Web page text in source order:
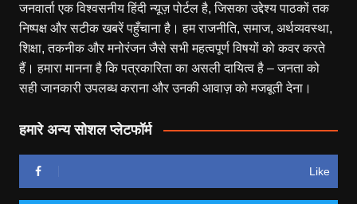
जनवार्ता एक विश्वसनीय हिंदी न्यूज़ पोर्टल है, जिसका उद्देश्य पाठकों तक
निष्पक्ष और सटीक खबरें पहुँचाना है। हम राजनीति, समाज, अर्थव्यवस्था,
शिक्षा, तकनीक और मनोरंजन जैसे सभी महत्वपूर्ण विषयों को कवर करते
हैं। हमारा मानना है कि पत्रकारिता का असली दायित्व है – जनता को
सही जानकारी उपलब्ध कराना और उनकी आवाज़ को मजबूती देना।
हमारे अन्य सोशल प्लेटफॉर्म
Like